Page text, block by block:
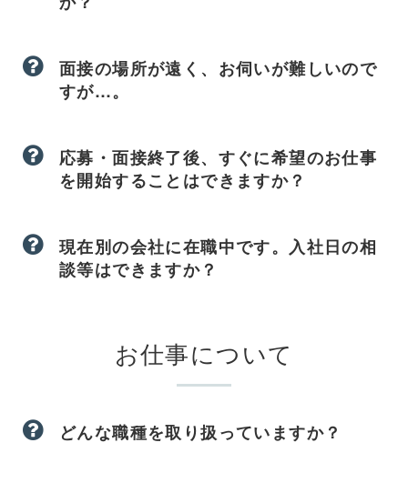
面接の場所が遠く、お伺いが難しいので
すが…。
応募・面接終了後、すぐに希望のお仕事
を開始することはできますか？
現在別の会社に在職中です。入社日の相
談等はできますか？
お仕事について
どんな職種を取り扱っていますか？